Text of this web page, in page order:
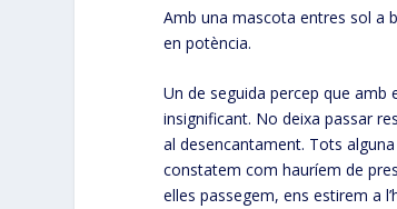
Amb una mascota entres sol a
en potència.
Un de seguida percep que
insignificant. No deixa passar
al desencantament. Tots
constatem com hauríem de
elles passegem, ens estirem a